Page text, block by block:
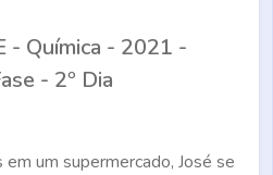
- Química - 2021 -
- 2º Dia
um supermercado, José se